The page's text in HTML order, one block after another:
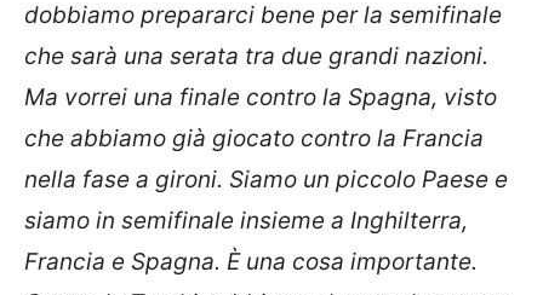
dobbiamo prepararci bene per la semifinale
che sarà una serata tra due grandi nazioni.
Ma vorrei una finale contro la Spagna, visto
che abbiamo già giocato contro la Francia
nella fase a gironi. Siamo un piccolo Paese e
siamo in semifinale insieme a Inghilterra,
Francia e Spagna. È una cosa importante.